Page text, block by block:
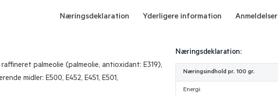
Næringsdeklaration Yderligere information Anmeldelser
palmeolie (palmeolie, antioxidant: E319),
midler: E500, E452, E451, E501,
Næringsdeklaration:
Næringsindhold pr. 100 gr.
Energi: